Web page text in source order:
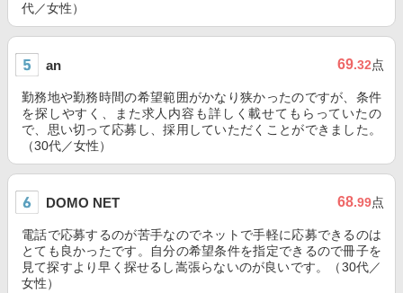
代／女性）
an 69.32点
勤務地や勤務時間の希望範囲がかなり狭かったのですが、条件
を探しやすく、また求人内容も詳しく載せてもらっていたの
で、思い切って応募し、採用していただくことができました。
（30代／女性）
DOMO NET 68.99点
電話で応募するのが苦手なのでネットで手軽に応募できるのは
とても良かったです。自分の希望条件を指定できるので冊子を
見て探すより早く探せるし嵩張らないのが良いです。（30代／
女性）